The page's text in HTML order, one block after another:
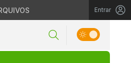
Entrar